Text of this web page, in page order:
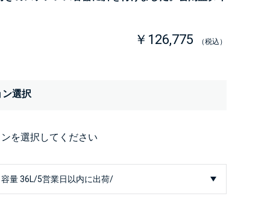
￥126,775 （税込）
ン選択
を選択してください